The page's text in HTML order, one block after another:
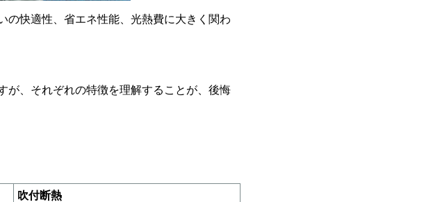
の快適性、省エネ性能、光熱費に大きく関わ
が、それぞれの特徴を理解することが、後悔
吹付断熱